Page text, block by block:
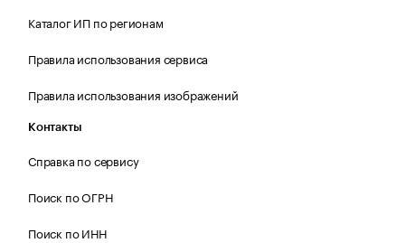
Каталог ИП по регионам
Правила использования сервиса
Правила использования изображений
Контакты
Справка по сервису
Поиск по ОГРН
Поиск по ИНН